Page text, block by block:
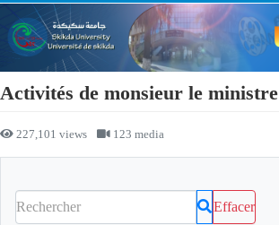
Activités de monsieur le ministre
227,101 views 123 media
Effacer